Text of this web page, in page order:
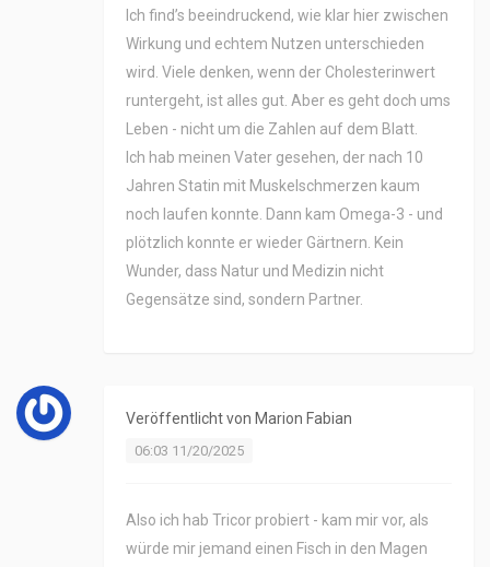
Ich find’s beeindruckend, wie klar hier zwischen
Wirkung und echtem Nutzen unterschieden
wird. Viele denken, wenn der Cholesterinwert
runtergeht, ist alles gut. Aber es geht doch ums
Leben - nicht um die Zahlen auf dem Blatt.
Ich hab meinen Vater gesehen, der nach 10
Jahren Statin mit Muskelschmerzen kaum
noch laufen konnte. Dann kam Omega-3 - und
plötzlich konnte er wieder Gärtnern. Kein
Wunder, dass Natur und Medizin nicht
Gegensätze sind, sondern Partner.
Veröffentlicht von Marion Fabian
06:03 11/20/2025
Also ich hab Tricor probiert - kam mir vor, als
würde mir jemand einen Fisch in den Magen